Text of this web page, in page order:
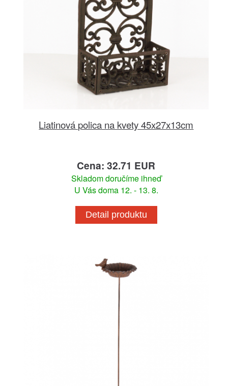
Liatinová polica na kvety 45x27x13cm
Cena: 32.71 EUR
Skladom doručíme ihneď
U Vás doma 12. - 13. 8.
Detail produktu